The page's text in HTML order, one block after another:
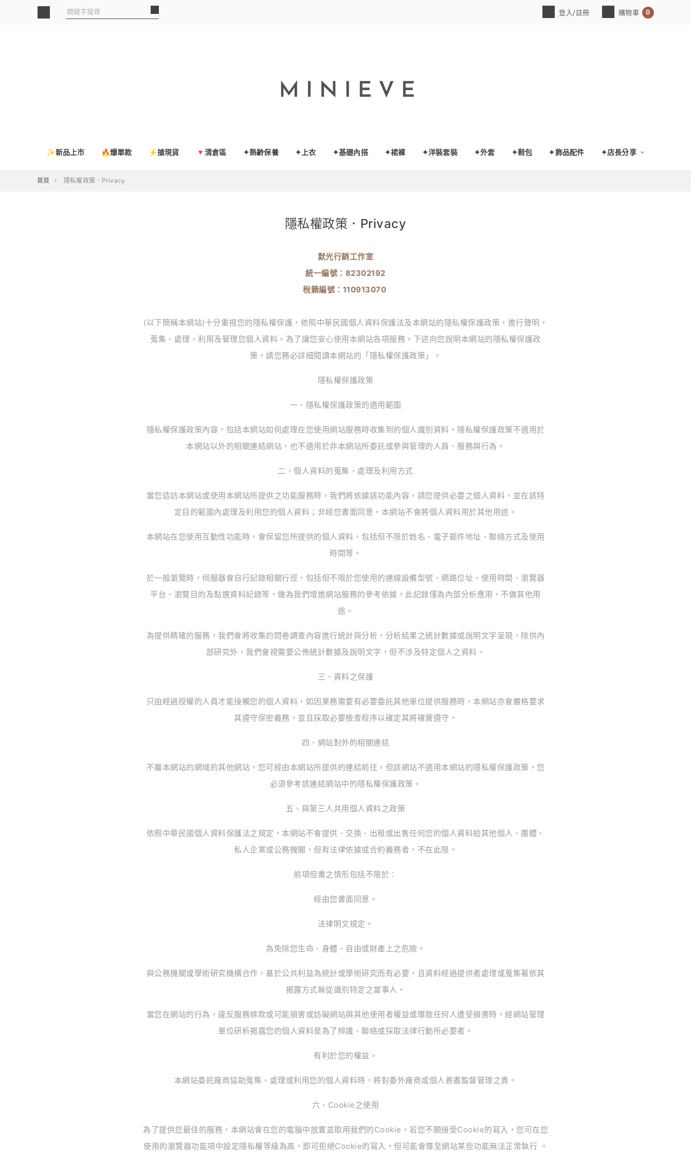
登入/註冊 購物車 0
✨新品上市 🔥爆單款 ⚡搶現貨 🔻清倉區 ✦熟齡保養 ✦上衣 ✦基礎內搭 ✦裙褲 ✦洋裝套裝 ✦外套 ✦鞋包 ✦飾品配件 ✦店長分享
首頁 隱私權政策．Privacy
隱私權政策．Privacy
默光行銷工作室
統一編號：82302192
稅籍編號：110913070
(以下簡稱本網站)十分重視您的隱私權保護，依照中華民國個人資料保護法及本網站的隱私權保護政策，進行聲明，
蒐集、處理、利用及管理您個人資料。為了讓您安心使用本網站各項服務，下述向您說明本網站的隱私權保護政
策，請您務必詳細閱讀本網站的「隱私權保護政策」。
隱私權保護政策
一、隱私權保護政策的適用範圍
隱私權保護政策內容，包括本網站如何處理在您使用網站服務時收集到的個人識別資料。隱私權保護政策不適用於
本網站以外的相關連結網站，也不適用於非本網站所委託或參與管理的人員、服務與行為。
二、個人資料的蒐集、處理及利用方式
當您造訪本網站或使用本網站所提供之功能服務時，我們將依據該功能內容，請您提供必要之個人資料，並在該特
定目的範圍內處理及利用您的個人資料；非經您書面同意，本網站不會將個人資料用於其他用途。
本網站在您使用互動性功能時，會保留您所提供的個人資料，包括但不限於姓名、電子郵件地址、聯絡方式及使用
時間等。
於一般瀏覽時，伺服器會自行記錄相關行徑，包括但不限於您使用的連線設備型號、網路位址、使用時間、瀏覽器
平台、瀏覽目的及點選資料記錄等，做為我們增進網站服務的參考依據。此記錄僅為內部分析應用，不做其他用
途。
為提供精確的服務，我們會將收集的問卷調查內容進行統計與分析，分析結果之統計數據或說明文字呈現，除供內
部研究外，我們會視需要公佈統計數據及說明文字，但不涉及特定個人之資料。
三、資料之保護
只由經過授權的人員才能接觸您的個人資料，如因業務需要有必要委託其他單位提供服務時，本網站亦會嚴格要求
其遵守保密義務，並且採取必要檢查程序以確定其將確實遵守。
四、網站對外的相關連結
不屬本網站的網域的其他網站，您可經由本網站所提供的連結前往。但該網站不適用本網站的隱私權保護政策，您
必須參考該連結網站中的隱私權保護政策。
五、與第三人共用個人資料之政策
依照中華民國個人資料保護法之規定，本網站不會提供、交換、出租或出售任何您的個人資料給其他個人、團體、
私人企業或公務機關，但有法律依據或合約義務者，不在此限。
前項但書之情形包括不限於：
經由您書面同意。
法律明文規定。
為免除您生命、身體、自由或財產上之危險。
與公務機關或學術研究機構合作，基於公共利益為統計或學術研究而有必要，且資料經過提供者處理或蒐集著依其
揭露方式無從識別特定之當事人。
當您在網站的行為，違反服務條款或可能損害或妨礙網站與其他使用者權益或導致任何人遭受損害時，經網站管理
單位研析揭露您的個人資料是為了辨識、聯絡或採取法律行動所必要者。
有利於您的權益。
本網站委託廠商協助蒐集、處理或利用您的個人資料時，將對委外廠商或個人善盡監督管理之責。
六、Cookie之使用
為了提供您最佳的服務，本網站會在您的電腦中放置並取用我們的Cookie，若您不願接受Cookie的寫入，您可在您
使用的瀏覽器功能項中設定隱私權等級為高，即可拒絕Cookie的寫入，但可能會導至網站某些功能無法正常執行 。